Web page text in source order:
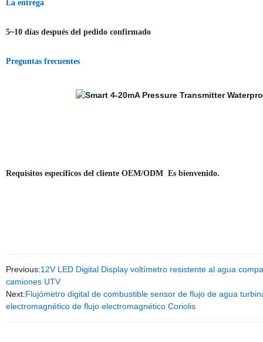
La entrega
5~10 días después del pedido confirmado
Preguntas frecuentes
Requisitos específicos del cliente OEM/ODM Es bienvenido.
Previous:12V LED Digital Display voltímetro resistente al agua
camiones UTV
Next:Flujómetro digital de combustible sensor de flujo de agua
electromagnético de flujo electromagnético Coriolis